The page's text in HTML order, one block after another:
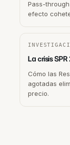
Pass-
efecto
La crisis
Cómo las
agotadas
precio.